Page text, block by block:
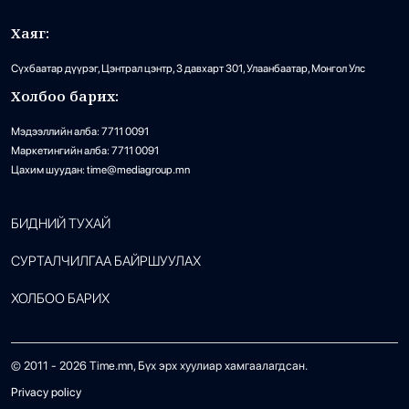
Хаяг:
Сүхбаатар дүүрэг, Цэнтрал цэнтр, 3 давхарт 301, Улаанбаатар, Монгол Улс
Холбоо барих:
Мэдээллийн алба: 7711 0091
Маркетингийн алба: 7711 0091
Цахим шуудан: time@mediagroup.mn
БИДНИЙ ТУХАЙ
СУРТАЛЧИЛГАА БАЙРШУУЛАХ
ХОЛБОО БАРИХ
© 2011 - 2026 Time.mn, Бүх эрх хуулиар хамгаалагдсан.
Privacy policy